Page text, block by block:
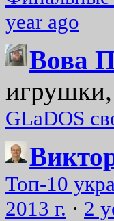
year ago
Вова
игрушки,
GLaDOS
Топ-10
2013 г. · 2